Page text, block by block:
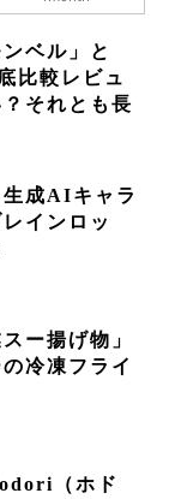
ベル」と
比較レビュ
それとも長
成AIキャラ
インロッ
ー揚げ物」
冷凍フライ
（ホド